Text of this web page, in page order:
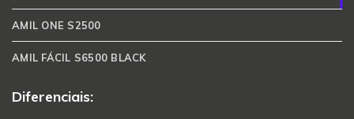
AMIL ONE S2500
AMIL FÁCIL S6500 BLACK
Diferenciais: